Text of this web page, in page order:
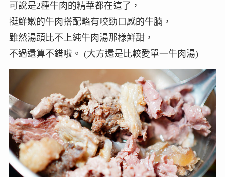
可說是2種牛肉的精華都在這了，
挺鮮嫩的牛肉搭配略有咬勁口感的牛腩，
雖然湯頭比不上純牛肉湯那樣鮮甜，
不過還算不錯啦。 (大方還是比較愛單一牛肉湯)